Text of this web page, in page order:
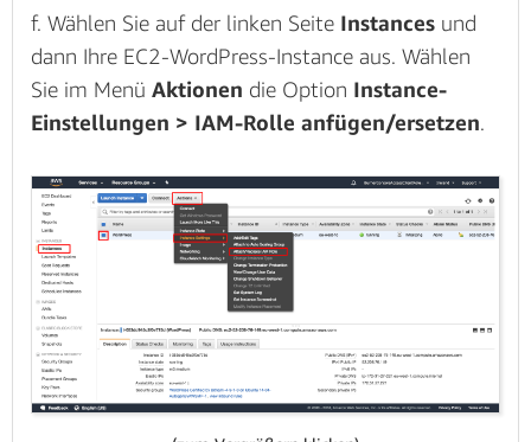
f. Wählen Sie auf der linken Seite Instances und
dann Ihre EC2-WordPress-Instance aus. Wählen
Sie im Menü Aktionen die Option Instance-
Einstellungen > IAM-Rolle anfügen/ersetzen.